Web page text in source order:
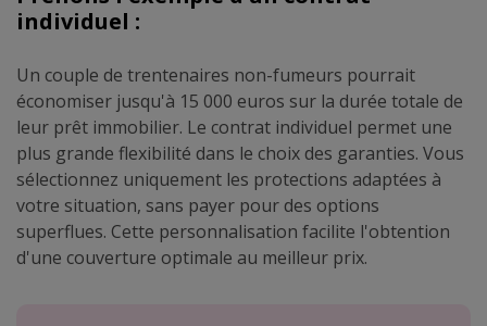
individuel :
Un couple de trentenaires non-fumeurs pourrait
économiser jusqu'à 15 000 euros sur la durée totale de
leur prêt immobilier. Le contrat individuel permet une
plus grande flexibilité dans le choix des garanties. Vous
sélectionnez uniquement les protections adaptées à
votre situation, sans payer pour des options
superflues. Cette personnalisation facilite l'obtention
d'une couverture optimale au meilleur prix.